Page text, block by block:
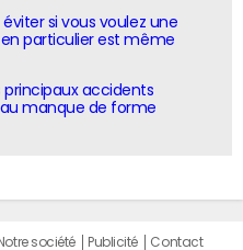
si vous voulez une
particulier est même
principaux accidents
manque de forme
Notre société Publicité
Contact